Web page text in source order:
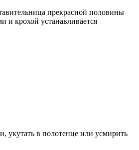
прекрасной половины
и крохой устанавливается
укутать в полотенце или усмирить